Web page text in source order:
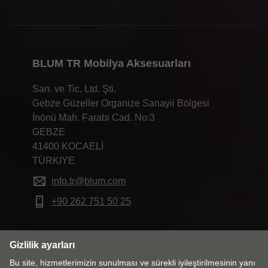
BLUM TR Mobilya Aksesuarları
San. ve Tic. Ltd. Şti.
Gebze Güzeller Organize Sanayii Bölgesi
İnönü Mah. Farabi Cad. No:3
GEBZE
41400 KOCAELİ
TÜRKIYE
info.tr@blum.com
+90 262 751 50 25
Pazar & Lisan değiştir